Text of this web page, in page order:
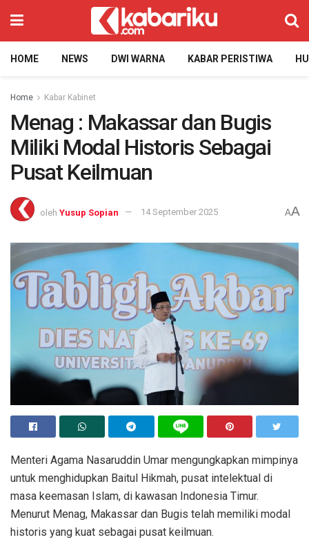
HOME NEWS DWI WARNA KABAR PERISTIWA
Home Kabar Kabinet
Menag : Makassar dan Bugis
Miliki Modal Historis Sebagai
Pusat Keilmuan
oleh Yusup Sopian 14 September 2025 AA
Menteri Agama Nasaruddin Umar mengungkapkan mimpinya
untuk menghidupkan Baitul Hikmah, pusat intelektual di
masa keemasan Islam, di kawasan Indonesia Timur.
Menurut Menag, Makassar dan Bugis telah memiliki modal
historis yang kuat sebagai pusat keilmuan.